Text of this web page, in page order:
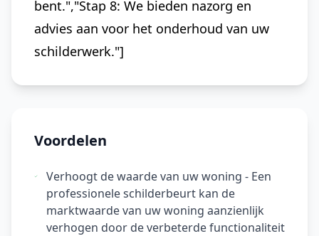
bent.","Stap 8: We bieden nazorg en
advies aan voor het onderhoud van uw
schilderwerk."]
Voordelen
Verhoogt de waarde van uw woning - Een
professionele schilderbeurt kan de
marktwaarde van uw woning aanzienlijk
verhogen door de verbeterde functionaliteit